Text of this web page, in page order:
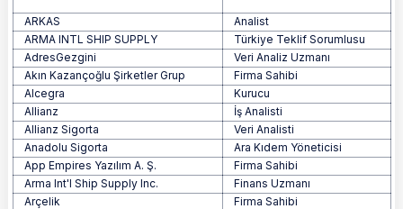
ARKAS
Analist
ARMA INTL SHIP SUPPLY
Türkiye Teklif Sorumlusu
AdresGezgini
Veri Analiz Uzmanı
Akın Kazançoğlu Şirketler Grup
Firma Sahibi
Alcegra
Kurucu
Allianz
İş Analisti
Allianz Sigorta
Veri Analisti
Anadolu Sigorta
Ara Kıdem Yöneticisi
App Empires Yazılım A. Ş.
Firma Sahibi
Arma Int'l Ship Supply Inc.
Finans Uzmanı
Arçelik
Firma Sahibi